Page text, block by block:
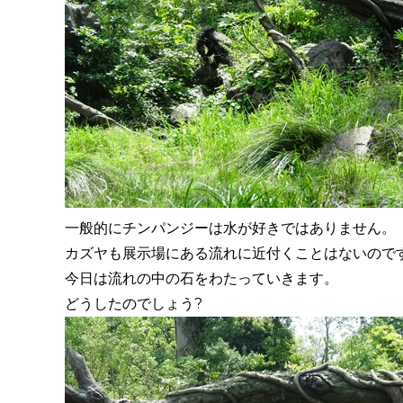
一般的にチンパンジーは水が好きではありません。
カズヤも展示場にある流れに近付くことはないので
今日は流れの中の石をわたっていきます。
どうしたのでしょう?